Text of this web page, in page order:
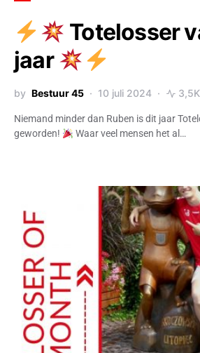
Totelosser
jaar
by Bestuur 45 10 juli 2024
Niemand minder dan Ruben is dit jaar
geworden!
Waar veel mensen het al…